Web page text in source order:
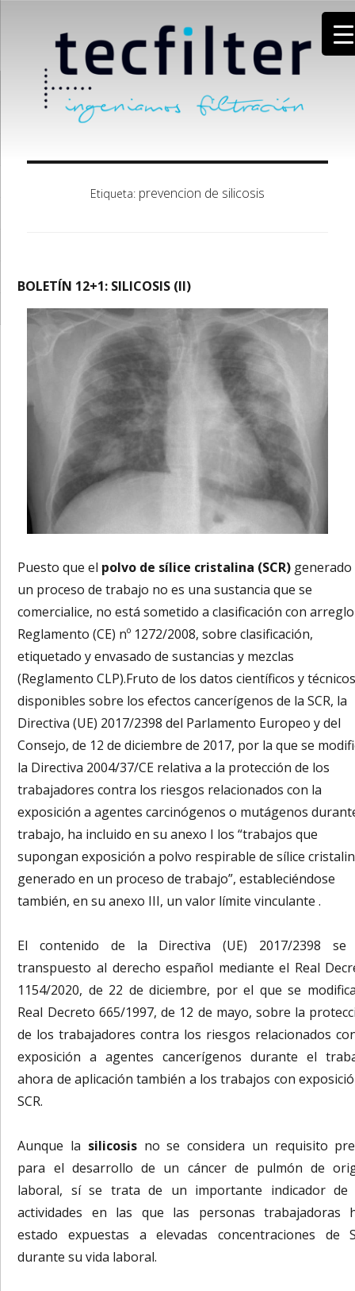
Etiqueta: prevencion de silicosis
BOLETÍN 12+1: SILICOSIS (II)
Puesto que el polvo de sílice cristalina (SCR) generado
un proceso de trabajo no es una sustancia que se
comercialice, no está sometido a clasificación con
Reglamento (CE) nº 1272/2008, sobre clasificación,
etiquetado y envasado de sustancias y mezclas
(Reglamento CLP).Fruto de los datos científicos y
disponibles sobre los efectos cancerígenos de la SCR, la
Directiva (UE) 2017/2398 del Parlamento Europeo y del
Consejo, de 12 de diciembre de 2017, por la que se
la Directiva 2004/37/CE relativa a la protección de los
trabajadores contra los riesgos relacionados con la
exposición a agentes carcinógenos o mutágenos
trabajo, ha incluido en su anexo I los “trabajos que
supongan exposición a polvo respirable de sílice
generado en un proceso de trabajo”, estableciéndose
también, en su anexo III, un valor límite vinculante .
El contenido de la Directiva (UE) 2017/2398 se
transpuesto al derecho español mediante el Real
1154/2020, de 22 de diciembre, por el que se
Real Decreto 665/1997, de 12 de mayo, sobre la
de los trabajadores contra los riesgos relacionados
exposición a agentes cancerígenos durante el
ahora de aplicación también a los trabajos con
SCR.
Aunque la silicosis no se considera un requisito
para el desarrollo de un cáncer de pulmón de
laboral, sí se trata de un importante indicador de
actividades en las que las personas trabajadoras
estado expuestas a elevadas concentraciones de
durante su vida laboral.